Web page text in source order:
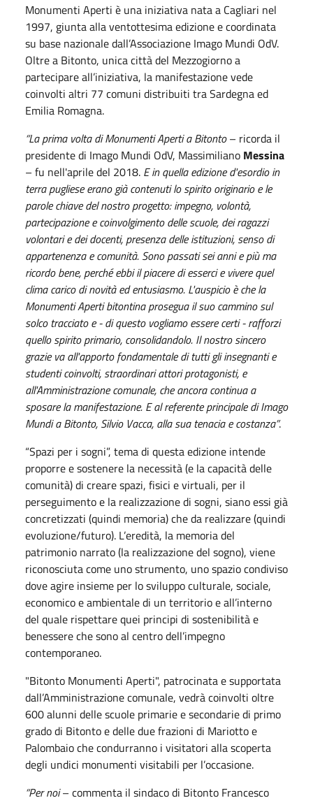
Monumenti Aperti è una iniziativa nata a Cagliari nel
1997, giunta alla ventottesima edizione e coordinata
su base nazionale dall’Associazione Imago Mundi OdV.
Oltre a Bitonto, unica città del Mezzogiorno a
partecipare all’iniziativa, la manifestazione vede
coinvolti altri 77 comuni distribuiti tra Sardegna ed
Emilia Romagna.
“La prima volta di Monumenti Aperti a Bitonto– ricorda il
presidente di Imago Mundi OdV, Massimiliano Messina
– fu nell'aprile del 2018. E in quella edizione d'esordio in
terra pugliese erano già contenuti lo spirito originario e le
parole chiave del nostro progetto: impegno, volontà,
partecipazione e coinvolgimento delle scuole, dei ragazzi
volontari e dei docenti, presenza delle istituzioni, senso di
appartenenza e comunità. Sono passati sei anni e più ma
ricordo bene, perché ebbi il piacere di esserci e vivere quel
clima carico di novità ed entusiasmo. L'auspicio è che la
Monumenti Aperti bitontina prosegua il suo cammino sul
solco tracciato e - di questo vogliamo essere certi - rafforzi
quello spirito primario, consolidandolo. Il nostro sincero
grazie va all'apporto fondamentale di tutti gli insegnanti e
studenti coinvolti, straordinari attori protagonisti, e
all'Amministrazione comunale, che ancora continua a
sposare la manifestazione. E al referente principale di Imago
Mundi a Bitonto, Silvio Vacca, alla sua tenacia e costanza”.
“Spazi per i sogni”, tema di questa edizione intende
proporre e sostenere la necessità (e la capacità delle
comunità) di creare spazi, fisici e virtuali, per il
perseguimento e la realizzazione di sogni, siano essi già
concretizzati (quindi memoria) che da realizzare (quindi
evoluzione/futuro). L’eredità, la memoria del
patrimonio narrato (la realizzazione del sogno), viene
riconosciuta come uno strumento, uno spazio condiviso
dove agire insieme per lo sviluppo culturale, sociale,
economico e ambientale di un territorio e all’interno
del quale rispettare quei principi di sostenibilità e
benessere che sono al centro dell’impegno
contemporaneo.
"Bitonto Monumenti Aperti", patrocinata e supportata
dall’Amministrazione comunale, vedrà coinvolti oltre
600 alunni delle scuole primarie e secondarie di primo
grado di Bitonto e delle due frazioni di Mariotto e
Palombaio che condurranno i visitatori alla scoperta
degli undici monumenti visitabili per l’occasione.
“Per noi– commenta il sindaco di Bitonto Francesco